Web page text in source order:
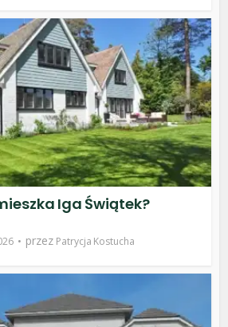
Iga Świątek?
przez Patrycja Kostucha